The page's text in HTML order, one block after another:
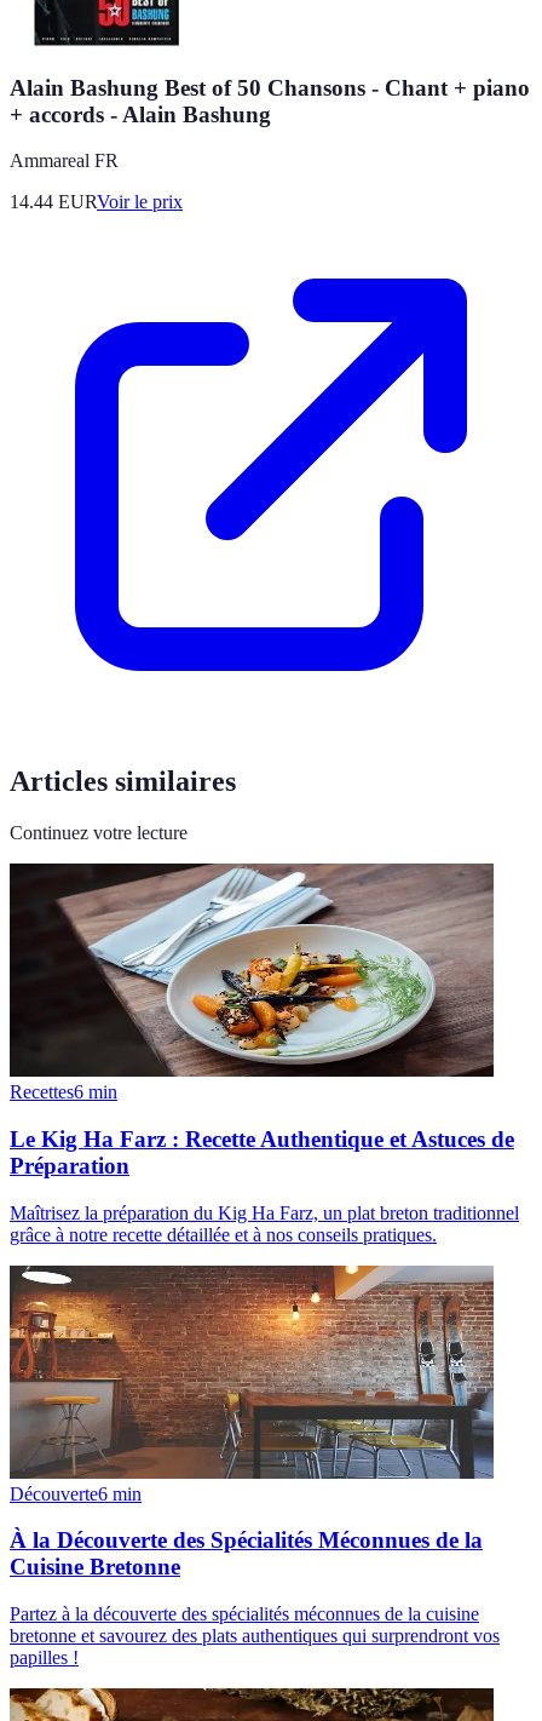
Alain Bashung Best of 50 Chansons - Chant + piano
+ accords - Alain Bashung
Ammareal FR
14.44 EURVoir le prix
Articles similaires
Continuez votre lecture
Recettes6 min
Le Kig Ha Farz : Recette Authentique et Astuces de
Préparation
Maîtrisez la préparation du Kig Ha Farz, un plat breton traditionnel
grâce à notre recette détaillée et à nos conseils pratiques.
Découverte6 min
À la Découverte des Spécialités Méconnues de la
Cuisine Bretonne
Partez à la découverte des spécialités méconnues de la cuisine
bretonne et savourez des plats authentiques qui surprendront vos
papilles !